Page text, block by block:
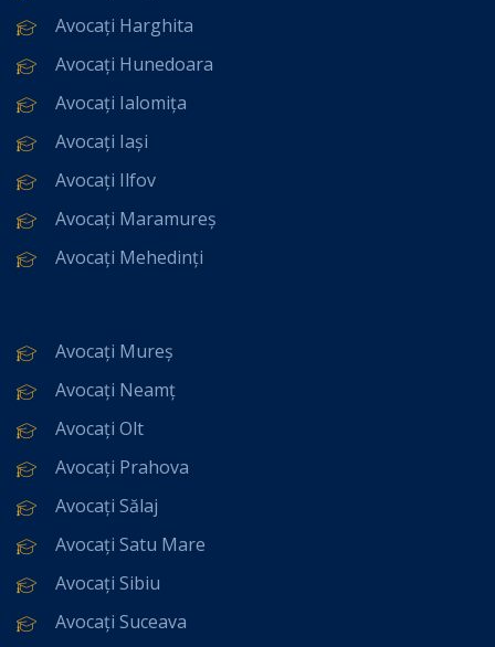
Avocați Harghita
Avocați Hunedoara
Avocați Ialomița
Avocați Iași
Avocați Ilfov
Avocați Maramureș
Avocați Mehedinți
Avocați Mureș
Avocați Neamț
Avocați Olt
Avocați Prahova
Avocați Sălaj
Avocați Satu Mare
Avocați Sibiu
Avocați Suceava